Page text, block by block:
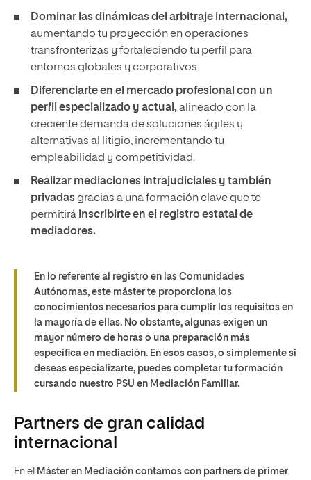
Dominar las dinámicas del arbitraje internacional,
aumentando tu proyección en operaciones
transfronterizas y fortaleciendo tu perfil para
entornos globales y corporativos.
Diferenciarte en el mercado profesional con un
perfil especializado y actual,alineado con la
creciente demanda de soluciones ágiles y
alternativas al litigio, incrementando tu
empleabilidad y competitividad.
Realizar mediaciones intrajudiciales y también
privadasgracias a una formación clave que te
permitirá inscribirte en el registro estatal de
mediadores.
En lo referente al registro en las Comunidades
Autónomas, este máster te proporciona los
conocimientos necesarios para cumplir los requisitos en
la mayoría de ellas. No obstante, algunas exigen un
mayor número de horas o una preparación más
específica en mediación. En esos casos, o simplemente si
deseas especializarte, puedes completar tu formación
cursando nuestro PSU en Mediación Familiar.
Partners de gran calidad
internacional
En el Máster en Mediación contamos con partners de primer